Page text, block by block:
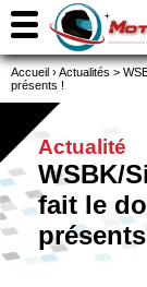
Accueil ›Actualités >
présents !
Actualité
WSBK/
fait le